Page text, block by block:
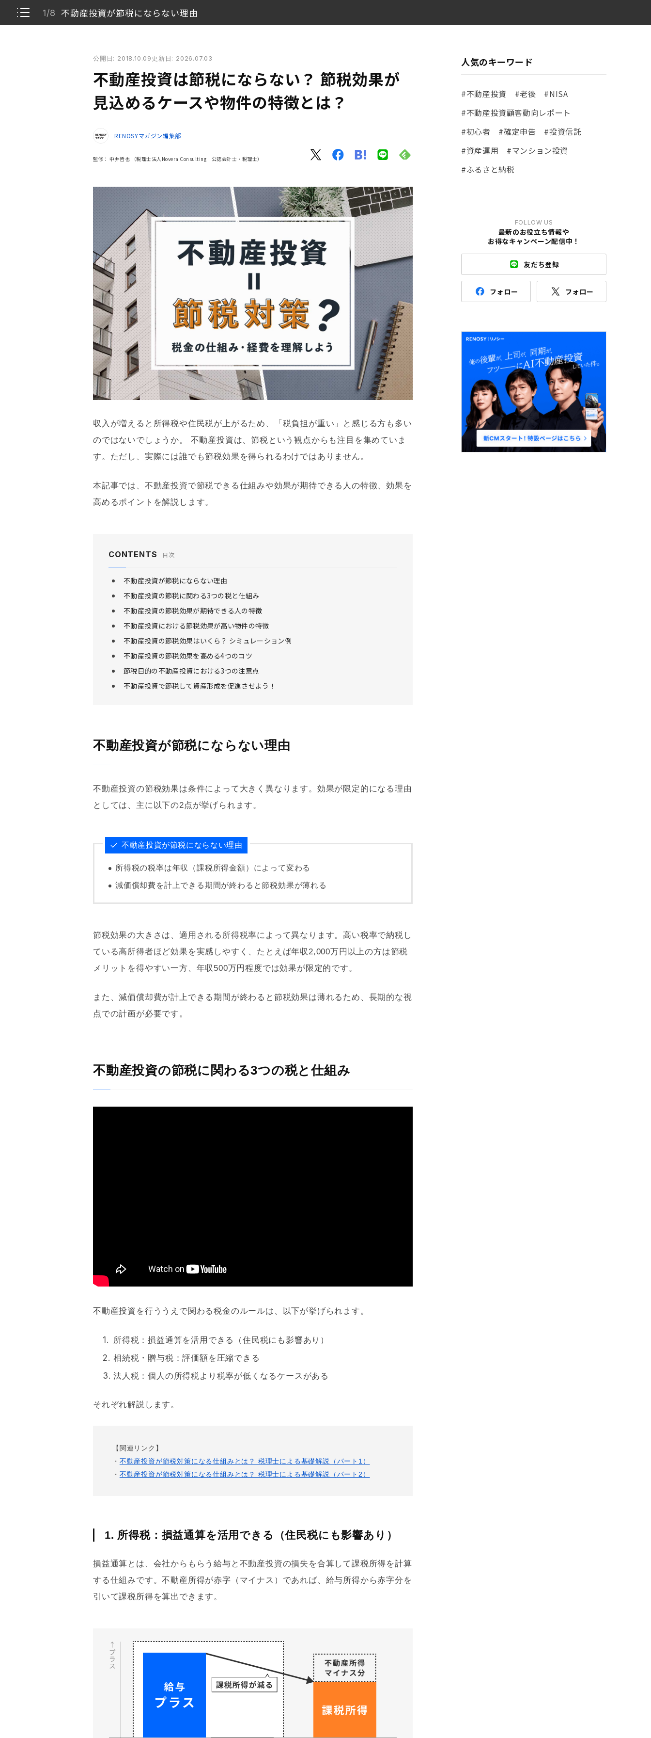
1/8 不動産投資が節税にならない理由
不動産投資が節税にならない理由
不動産投資の節税に関わる3つの税と仕組み
不動産投資における節税効果が高い物件の特徴
不動産投資の節税効果を高める4つのコツ
節税目的の不動産投資における3つの注意点
不動産投資で節税して資産形成を促進させよう！
公開日: 2018.10.09更新日: 2026.07.03
不動産投資は節税にならない？ 節税効果が
見込めるケースや物件の特徴とは？
RENOSYマガジン編集部
監修： 中井哲也 （税理士法人Novera Consulting 公認会計士・税理士）
収入が増えると所得税や住民税が上がるため、「税負担が重い」と感じる方も多い
のではないでしょうか。 不動産投資は、節税という観点からも注目を集めていま
す。ただし、実際には誰でも節税効果を得られるわけではありません。
本記事では、不動産投資で節税できる仕組みや効果が期待できる人の特徴、効果を
高めるポイントを解説します。
CONTENTS 目次
不動産投資が節税にならない理由
不動産投資の節税に関わる3つの税と仕組み
不動産投資の節税効果が期待できる人の特徴
不動産投資における節税効果が高い物件の特徴
不動産投資の節税効果はいくら？ シミュレーション例
不動産投資の節税効果を高める4つのコツ
節税目的の不動産投資における3つの注意点
不動産投資で節税して資産形成を促進させよう！
不動産投資が節税にならない理由
不動産投資の節税効果は条件によって大きく異なります。効果が限定的になる理由
としては、主に以下の2点が挙げられます。
不動産投資が節税にならない理由
所得税の税率は年収（課税所得金額）によって変わる
減価償却費を計上できる期間が終わると節税効果が薄れる
節税効果の大きさは、適用される所得税率によって異なります。高い税率で納税し
ている高所得者ほど効果を実感しやすく、たとえば年収2,000万円以上の方は節税
メリットを得やすい一方、年収500万円程度では効果が限定的です。
また、減価償却費が計上できる期間が終わると節税効果は薄れるため、長期的な視
点での計画が必要です。
不動産投資の節税に関わる3つの税と仕組み
不動産投資を行ううえで関わる税金のルールは、以下が挙げられます。
所得税：損益通算を活用できる（住民税にも影響あり）
相続税 ・ 贈与税 ：評価額を圧縮できる
法人税：個人の所得税より税率が低くなるケースがある
それぞれ解説します。
【関連リンク】
・ 不動産投資が節税対策になる仕組みとは？ 税理士による基礎解説（パート1）
・ 不動産投資が節税対策になる仕組みとは？ 税理士による基礎解説（パート2）
1. 所得税：損益通算を活用できる（住民税にも影響あり）
損益通算とは、会社からもらう給与と不動産投資の損失を合算して課税所得を計算
する仕組みです。不動産所得が赤字（マイナス）であれば、給与所得から赤字分を
引いて課税所得を算出できます。
人気のキーワード
#不動産投資 #老後
#NISA
#不動産投資顧客動向レポート
#初心者
#確定申告
#投資信託
#資産運用
#マンション投資
#ふるさと納税
FOLLOW US
最新のお役立ち情報や
お得なキャンペーン配信中！
友だち登録
フォロー フォロー